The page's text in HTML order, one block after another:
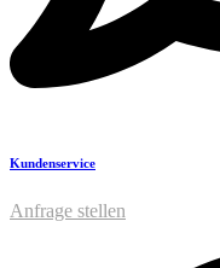
Kundenservice
Anfrage stellen